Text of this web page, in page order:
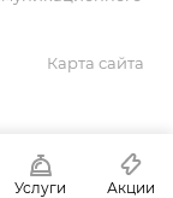
Карта сайта
Услуги Акции